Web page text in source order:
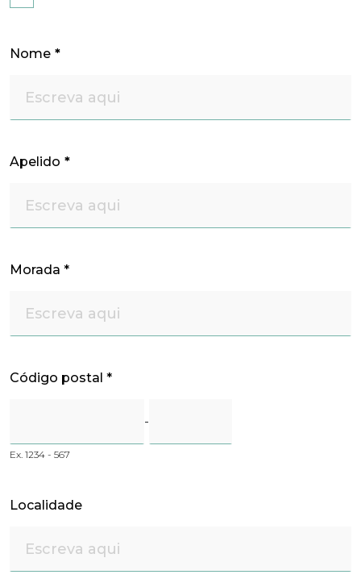
Nome *
Apelido *
Morada *
Código postal *
-
Ex. 1234 - 567
Localidade